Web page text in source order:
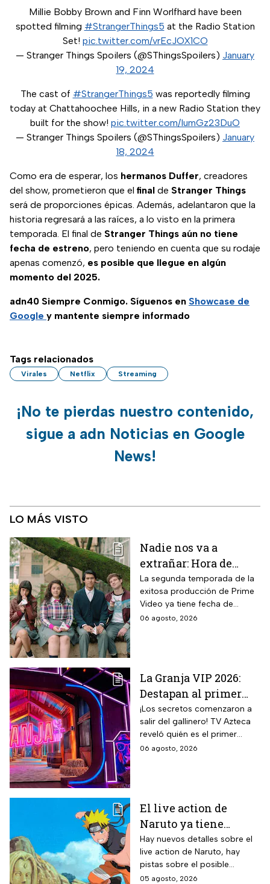
Millie Bobby Brown and Finn Worlfhard have been
spotted filming #StrangerThings5 at the Radio Station
Set! pic.twitter.com/vrEcJOX1CO
— Stranger Things Spoilers (@SThingsSpoilers) January
19, 2024
The cast of #StrangerThings5 was reportedly filming
today at Chattahoochee Hills, in a new Radio Station they
built for the show! pic.twitter.com/IumGz23DuO
— Stranger Things Spoilers (@SThingsSpoilers) January
18, 2024
Como era de esperar, los hermanos Duffer, creadores
del show, prometieron que el final de Stranger Things
será de proporciones épicas. Además, adelantaron que la
historia regresará a las raíces, a lo visto en la primera
temporada. El final de Stranger Things aún no tiene
fecha de estreno, pero teniendo en cuenta que su rodaje
apenas comenzó, es posible que llegue en algún
momento del 2025.
adn40 Siempre Conmigo. Síguenos en Showcase de
Google y mantente siempre informado
Tags relacionados
Virales Netflix Streaming
¡No te pierdas nuestro contenido,
sigue a adn Noticias en Google
News!
LO MÁS VISTO
Nadie nos va a
extrañar: Hora de
estreno de la
Temporada 2 y reparto
completo
La segunda temporada de la
exitosa producción de Prime
Video ya tiene fecha de
estreno. Conoce el horario en
06 agosto, 2026
La Granja VIP 2026:
Destapan al primer
participante del
reality más viral de la
televisión mexicana
¡Los secretos comenzaron a
salir del gallinero! TV Azteca
reveló quién es el primer
granjero confirmado para la
06 agosto, 2026
El live action de
Naruto ya tiene
director y así avanza
el casting de la
película
Hay nuevos detalles sobre el
live action de Naruto, hay
pistas sobre el posible
enfoque de la historia y
05 agosto, 2026